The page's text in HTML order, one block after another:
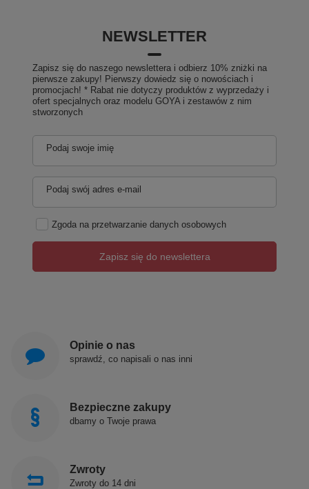
NEWSLETTER
Zapisz się do naszego newslettera i odbierz 10% zniżki na
pierwsze zakupy! Pierwszy dowiedz się o nowościach i
promocjach! * Rabat nie dotyczy produktów z wyprzedaży i
ofert specjalnych oraz modelu GOYA i zestawów z nim
stworzonych
Podaj swoje imię
Podaj swój adres e-mail
Zgoda na przetwarzanie danych osobowych
Zapisz się do newslettera
Opinie o nas
sprawdź, co napisali o nas inni
Bezpieczne zakupy
dbamy o Twoje prawa
Zwroty
Zwroty do 14 dni